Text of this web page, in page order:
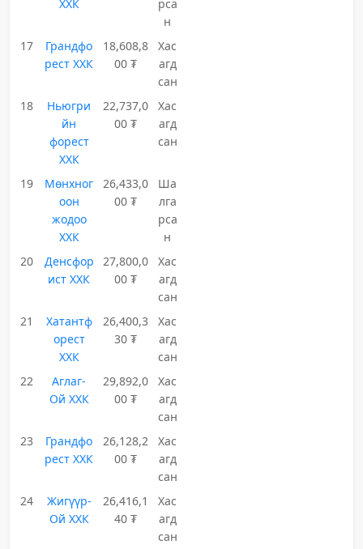
ХХК
рса
н
17
Грандфо
рест ХХК
18,608,8
00 ₮
Хас
агд
сан
18
Ньюгри
йн
форест
ХХК
22,737,0
00 ₮
Хас
агд
сан
19
Мөнхног
оон
жодоо
ХХК
26,433,0
00 ₮
Ша
лга
рса
н
20
Денсфор
ист ХХК
27,800,0
00 ₮
Хас
агд
сан
21
Хатантф
орест
ХХК
26,400,3
30 ₮
Хас
агд
сан
22
Аглаг-
Ой ХХК
29,892,0
00 ₮
Хас
агд
сан
23
Грандфо
рест ХХК
26,128,2
00 ₮
Хас
агд
сан
24
Жигүүр-
Ой ХХК
26,416,1
40 ₮
Хас
агд
сан